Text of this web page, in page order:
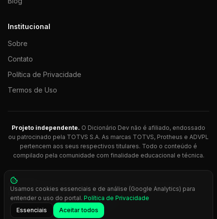
Institucional
Sobre
Contato
Política de Privacidade
Termos de Uso
Projeto independente. O Dicionário Dev não é afiliado, endossado
ou patrocinado pela TOTVS S.A. As marcas TOTVS, Protheus e ADVPL
pertencem aos seus respectivos titulares. Todo o conteúdo é
compilado pela comunidade com finalidade educacional e técnica.
© 2026 Dicionário Dev. Feito com 💚 para desenvolvedores
Protheus.
Press Ctrl+K
Usamos cookies essenciais e de análise (Google Analytics) para
entender o uso do portal. Política de Privacidade
Essenciais
Aceitar todos